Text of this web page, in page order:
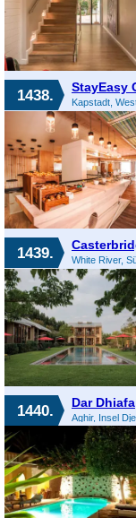
1438. StayEasy
Kapstadt,
1439.
1440. Dar Dhiafa
Aghir, Insel